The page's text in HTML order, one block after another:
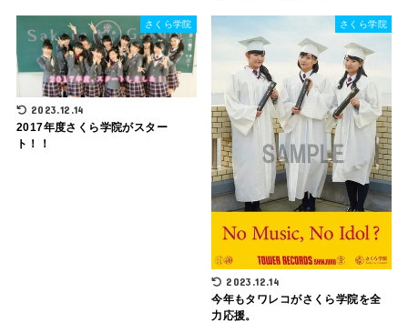
さくら学院
2023.12.14
2017年度さくら学院がスター
ト！！
さくら学院
2023.12.14
今年もタワレコがさくら学院を全
力応援。